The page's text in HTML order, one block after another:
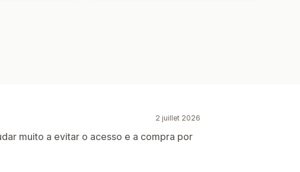
2 juillet 2026
muito a evitar o acesso e a compra por